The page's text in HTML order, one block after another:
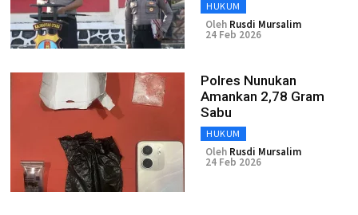
HUKUM
Oleh Rusdi Mursalim
24 Feb 2026
Polres Nunukan
Amankan 2,78 Gram
Sabu
HUKUM
Oleh Rusdi Mursalim
24 Feb 2026